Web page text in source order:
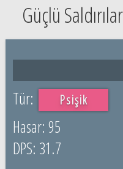
Güçlü Saldırılar
Psişik
95
31.7